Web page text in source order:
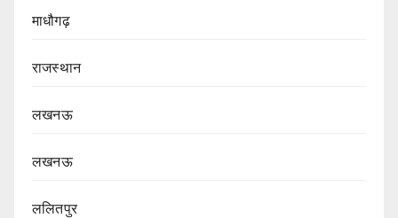
माधौगढ़
राजस्थान
लखनऊ
लखनऊ
ललितपुर